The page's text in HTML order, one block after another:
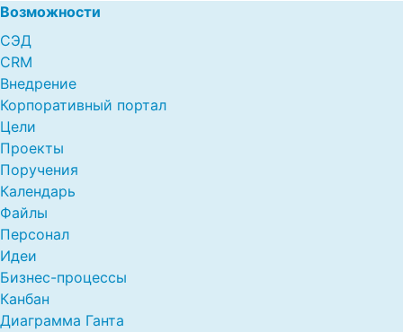
Возможности
СЭД
CRM
Внедрение
Корпоративный портал
Цели
Проекты
Поручения
Календарь
Файлы
Персонал
Идеи
Бизнес-процессы
Канбан
Диаграмма Ганта